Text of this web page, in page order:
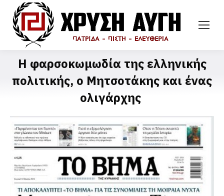
Η φαρσοκωμωδία της ελληνικής
πολιτικής, ο Μητσοτάκης και ένας
ολιγάρχης